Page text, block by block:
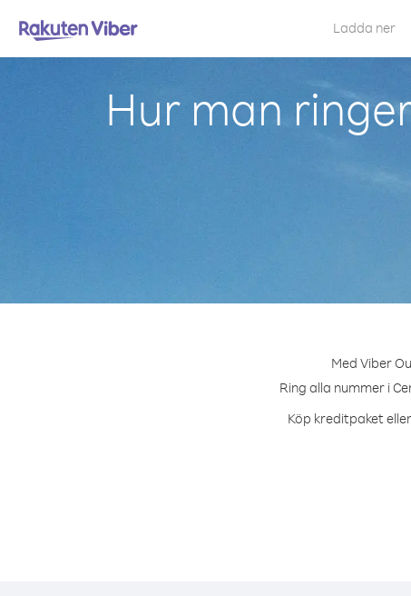
Ladda ner
Hur man
Med Viber
Ring alla nummer i
Köp kreditpaket